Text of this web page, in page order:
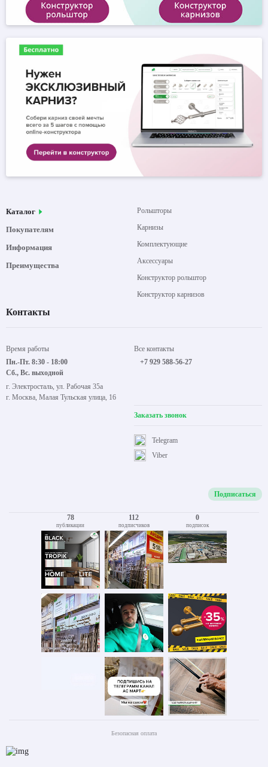
Каталог
Покупателям
Информация
Преимущества
Рольшторы
Карнизы
Комплектующие
Аксессуары
Конструктор рольштор
Конструктор карнизов
Контакты
Время работы
Пн.-Пт. 8:30 - 18:00
Сб., Вс. выходной
г. Электросталь, ул. Рабочая 35а
г. Москва, Малая Тульская улица, 16
Все контакты
+7 929 588-56-27
Заказать звонок
Viber
Telegram
Подписаться
78
публикации
112
подписчиков
0
подписок
Безопасная оплата